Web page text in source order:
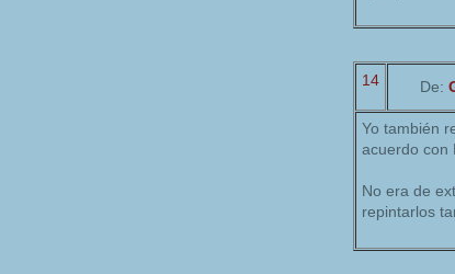
14 De:
Yo también
acuerdo con
No era de
repintarlos